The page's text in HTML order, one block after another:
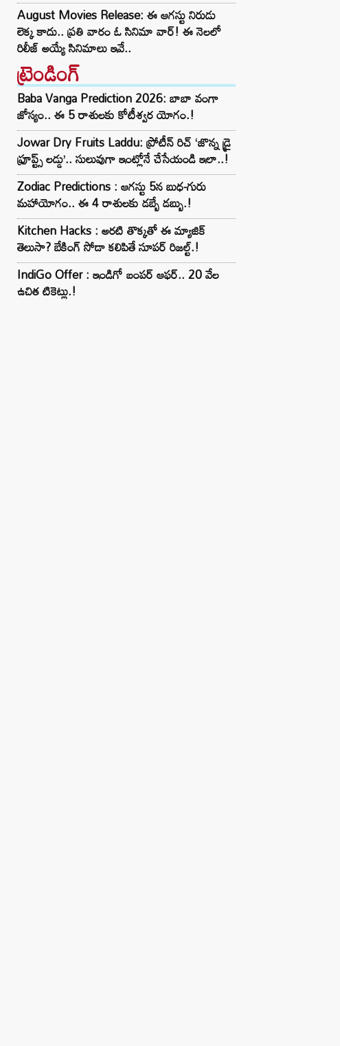
August Movies Release: ఈ ఆగస్టు నిరుడు
లెక్క కాదు.. ప్రతి వారం ఓ సినిమా వార్! ఈ నెలలో
రిలీజ్ అయ్యే సినిమాలు ఇవే..
ట్రెండింగ్‌
Baba Vanga Prediction 2026: బాబా వంగా
జోస్యం.. ఈ 5 రాశులకు కోటీశ్వర యోగం.!
Jowar Dry Fruits Laddu: ప్రోటీన్ రిచ్ ‘జొన్న డ్రై
ఫ్రూప్ట్స్ లడ్డు’.. సులువుగా ఇంట్లోనే చేసేయండి ఇలా..!
Zodiac Predictions : ఆగస్టు 5న బుధ-గురు
మహాయోగం.. ఈ 4 రాశులకు డబ్బే డబ్బు.!
Kitchen Hacks : అరటి తొక్కతో ఈ మ్యాజిక్
తెలుసా? బేకింగ్ సోడా కలిపితే సూపర్ రిజల్ట్.!
IndiGo Offer : ఇండిగో బంపర్ ఆఫర్.. 20 వేల
ఉచిత టికెట్లు.!